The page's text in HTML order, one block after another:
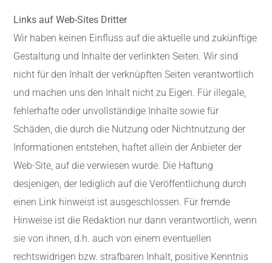
Links auf Web-Sites Dritter
Wir haben keinen Einfluss auf die aktuelle und zukünftige
Gestaltung und Inhalte der verlinkten Seiten. Wir sind
nicht für den Inhalt der verknüpften Seiten verantwortlich
und machen uns den Inhalt nicht zu Eigen. Für illegale,
fehlerhafte oder unvollständige Inhalte sowie für
Schäden, die durch die Nutzung oder Nichtnutzung der
Informationen entstehen, haftet allein der Anbieter der
Web-Site, auf die verwiesen wurde. Die Haftung
desjenigen, der lediglich auf die Veröffentlichung durch
einen Link hinweist ist ausgeschlossen. Für fremde
Hinweise ist die Redaktion nur dann verantwortlich, wenn
sie von ihnen, d.h. auch von einem eventuellen
rechtswidrigen bzw. strafbaren Inhalt, positive Kenntnis